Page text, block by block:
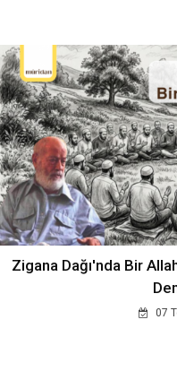
Zigana Dağı'nda Bir
07